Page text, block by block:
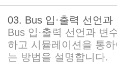
03. Bus 입·출력 선언과
Bus 입·출력 선언과 변
하고 시뮬레이션을 통
는 방법을 설명합니다.